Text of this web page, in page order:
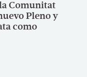
la Comunitat
Pleno y
como